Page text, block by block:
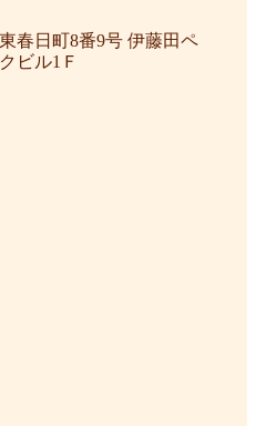
春日町8番9号 伊藤田ペ
ビル1Ｆ